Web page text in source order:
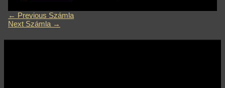
← Previous Számla
Next Számla →